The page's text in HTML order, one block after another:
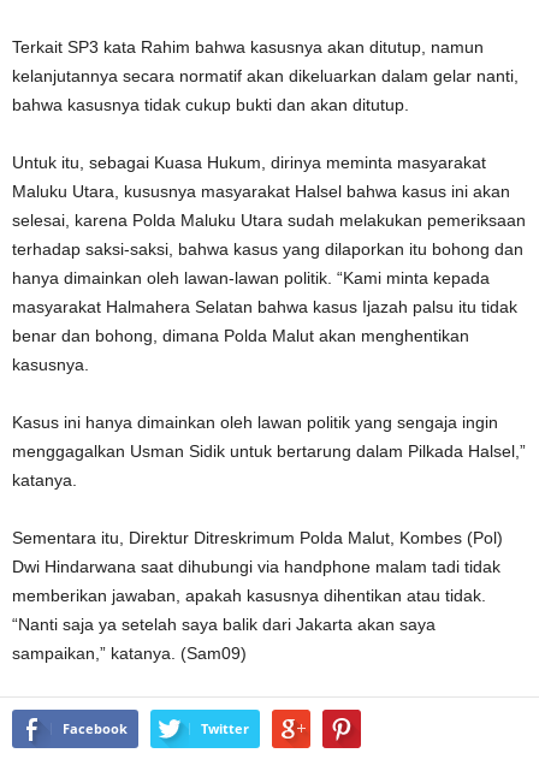
Terkait SP3 kata Rahim bahwa kasusnya akan ditutup, namun
kelanjutannya secara normatif akan dikeluarkan dalam gelar nanti,
bahwa kasusnya tidak cukup bukti dan akan ditutup.
Untuk itu, sebagai Kuasa Hukum, dirinya meminta masyarakat
Maluku Utara, kususnya masyarakat Halsel bahwa kasus ini akan
selesai, karena Polda Maluku Utara sudah melakukan pemeriksaan
terhadap saksi-saksi, bahwa kasus yang dilaporkan itu bohong dan
hanya dimainkan oleh lawan-lawan politik. “Kami minta kepada
masyarakat Halmahera Selatan bahwa kasus Ijazah palsu itu tidak
benar dan bohong, dimana Polda Malut akan menghentikan
kasusnya.
Kasus ini hanya dimainkan oleh lawan politik yang sengaja ingin
menggagalkan Usman Sidik untuk bertarung dalam Pilkada Halsel,”
katanya.
Sementara itu, Direktur Ditreskrimum Polda Malut, Kombes (Pol)
Dwi Hindarwana saat dihubungi via handphone malam tadi tidak
memberikan jawaban, apakah kasusnya dihentikan atau tidak.
“Nanti saja ya setelah saya balik dari Jakarta akan saya
sampaikan,” katanya. (Sam09)
Facebook Twitter